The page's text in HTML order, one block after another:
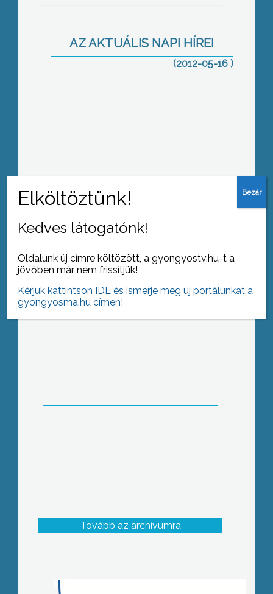
AZ AKTUÁLIS NAPI HÍREI
(2012-05-16 )
Borversenyen választották ki
Tovább az archívumra
Kedves látogatónk!
Oldalunk új címre költözött, a gyongyostv.hu-t a
jövőben már nem frissítjük!
Kérjük kattintson IDE és ismerje meg új portálunkat a
gyongyosma.hu címen!